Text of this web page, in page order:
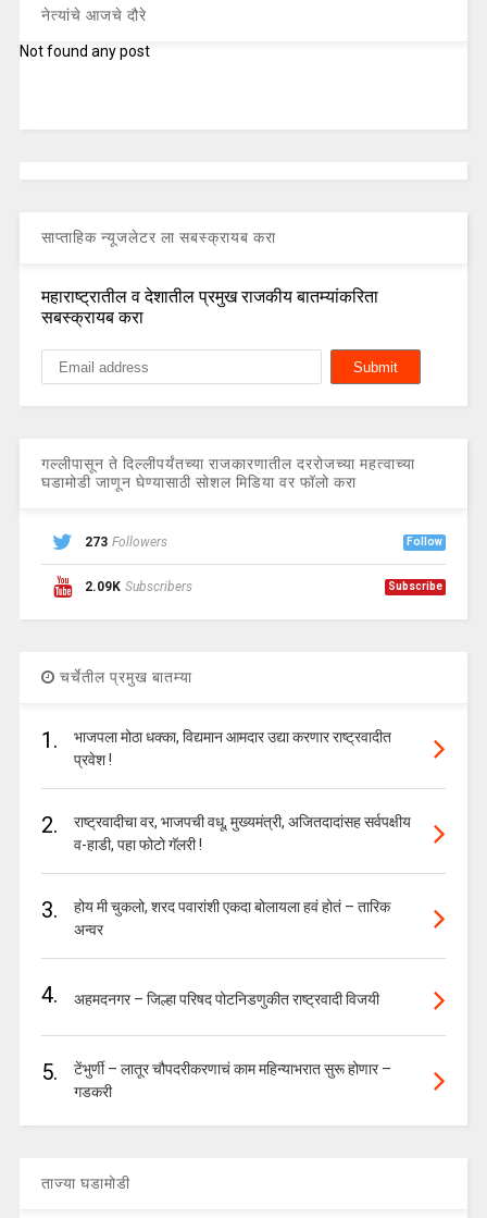
नेत्यांचे आजचे दौरे
Not found any post
साप्ताहिक न्यूजलेटर ला सबस्क्रायब करा
महाराष्ट्रातील व देशातील प्रमुख राजकीय बातम्यांकरिता
सबस्क्रायब करा
गल्लीपासून ते दिल्लीपर्यंतच्या राजकारणातील दररोजच्या महत्वाच्या
घडामोडी जाणून घेण्यासाठी सोशल मिडिया वर फॉलो करा
273 Followers Follow
2.09K Subscribers Subscribe
चर्चेतील प्रमुख बातम्या
1.
भाजपला मोठा धक्का, विद्यमान आमदार उद्या करणार राष्ट्रवादीत
प्रवेश !
2.
राष्ट्रवादीचा वर, भाजपची वधू, मुख्यमंत्री, अजितदादांसह सर्वपक्षीय
व-हाडी, पहा फोटो गॅलरी !
3.
होय मी चुकलो, शरद पवारांशी एकदा बोलायला हवं होतं – तारिक
अन्वर
4. अहमदनगर – जिल्हा परिषद पोटनिडणुकीत राष्ट्रवादी विजयी
5.
टेंभुर्णी – लातूर चौपदरीकरणाचं काम महिन्याभरात सुरू होणार –
गडकरी
ताज्या घडामोडी